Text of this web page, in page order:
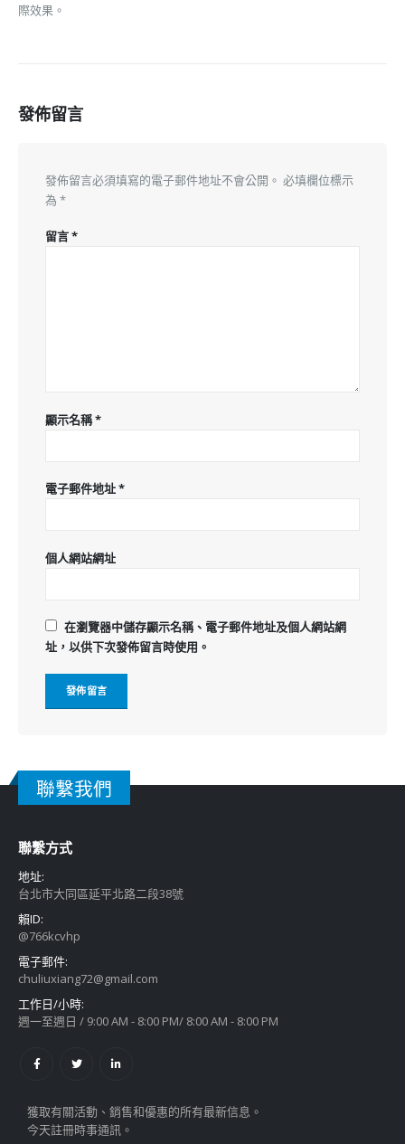
際效果。
發佈留言
發佈留言必須填寫的電子郵件地址不會公開。 必填欄位標示
為 *
留言*
顯示名稱*
電子郵件地址*
個人網站網址
在瀏覽器中儲存顯示名稱、電子郵件地址及個人網站網
址，以供下次發佈留言時使用。
聯繫我們
聯繫方式
地址:
台北市大同區延平北路二段38號
賴ID:
@766kcvhp
電子郵件:
chuliuxiang72@gmail.com
工作日/小時:
週一至週日 / 9:00 AM - 8:00 PM/ 8:00 AM - 8:00 PM
獲取有關活動、銷售和優惠的所有最新信息。
今天註冊時事通訊。